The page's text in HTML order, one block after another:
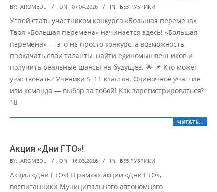
2026-
04-
07
BY: AROMEDU ON: 07.04.2026 IN: БЕЗ РУБРИКИ
Успей стать участником конкурса «Большая перемена»
Твоя «Большая перемена» начинается здесь! «Большая
перемена» — это не просто конкурс, а возможность
прокачать свои таланты, найти единомышленников и
получить реальные шансы на будущее. 🌟 📌 Кто может
участвовать? Ученики 5–11 классов. Одиночное участие
или команда — выбор за тобой! Как зарегистрироваться?
1⃣
ЧИТАТЬ…
Акция «Дни ГТО»!
2026-
03-
16
BY: AROMEDU ON: 16.03.2026 IN: БЕЗ РУБРИКИ
Акция «Дни ГТО»! В рамках акции «Дни ГТО»,
воспитанники Муниципального автономного